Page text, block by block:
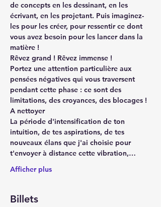
de concepts en les dessinant, en les
écrivant, en les projetant. Puis imaginez-
les pour les créer, pour ressentir ce dont
vous avez besoin pour les lancer dans la
matière !
Rêvez grand ! Rêvez immense !
Portez une attention particulière aux
pensées négatives qui vous traversent
pendant cette phase : ce sont des
limitations, des croyances, des blocages !
A nettoyer
La période d'intensification de ton
intuition, de tes aspirations, de tes
nouveaux élans que j'ai choisie pour
t'envoyer à distance cette vibration,…
Afficher plus
Billets